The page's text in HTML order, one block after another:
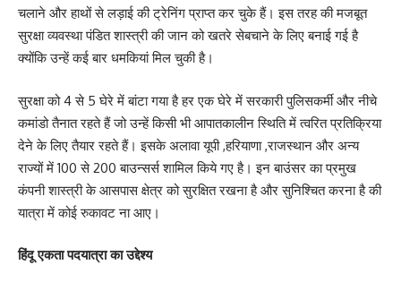
चलाने और हाथों से लड़ाई की ट्रेनिंग प्राप्त कर चुके हैं। इस तरह की मजबूत
सुरक्षा व्यवस्था पंडित शास्त्री की जान को खतरे सेबचाने के लिए बनाई गई है
क्योंकि उन्हें कई बार धमकियां मिल चुकी है।
सुरक्षा को 4 से 5 घेरे में बांटा गया है हर एक घेरे में सरकारी पुलिसकर्मी और नीचे
कमांडो तैनात रहते हैं जो उन्हें किसी भी आपातकालीन स्थिति में त्वरित प्रतिक्रिया
देने के लिए तैयार रहते हैं। इसके अलावा यूपी ,हरियाणा ,राजस्थान और अन्य
राज्यों में 100 से 200 बाउन्सर्स शामिल किये गए है। इन बाउंसर का प्रमुख
कंपनी शास्त्री के आसपास क्षेत्र को सुरक्षित रखना है और सुनिश्चित करना है की
यात्रा में कोई रुकावट ना आए।
हिंदू एकता पदयात्रा का उद्देश्य